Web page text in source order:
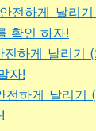
전하게 날리
확인 하자!
하게 날리기
자!
하게 날리기